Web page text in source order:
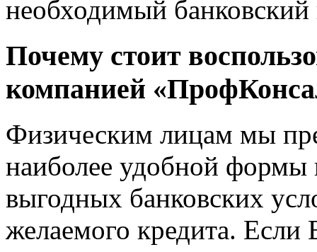
необходимый банковский
Почему стоит
компанией «Проф
Физическим лицам мы
наиболее удобной формы
выгодных банковских
желаемого кредита. Если